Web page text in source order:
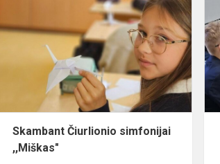
Skambant Čiurlionio simfonijai
,,Miškas"